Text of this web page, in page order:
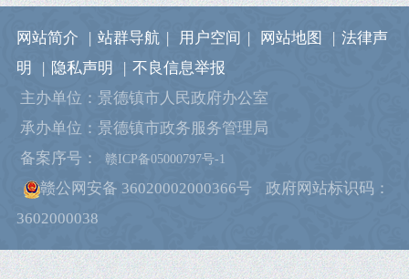
网站简介 | 站群导航 | 用户空间 | 网站地图 | 法律声
明
| 隐私声明 | 不良信息举报
主办单位：景德镇市人民政府办公室
承办单位：景德镇市政务服务管理局
备案序号：
赣ICP备05000797号-1
赣公网安备 36020002000366号
政府网站标识码：
3602000038